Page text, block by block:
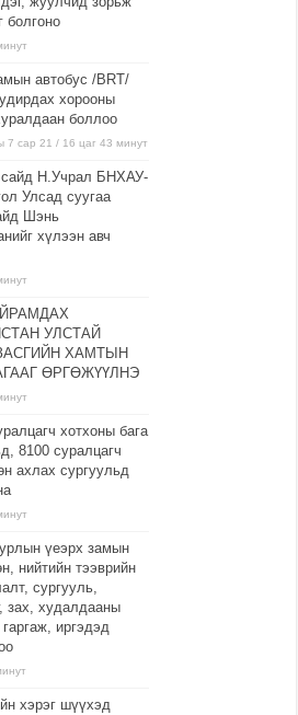
болгоно
автобус /BRT/
хорооны
боллоо
7 сар 21 / 16 цаг 43 минут
сайд Н.Учрал БНХАУ-
Улсад суугаа
Шэнь
хүлээн авч
УЛСТАЙ
ХАМТЫН
ӨРГӨЖҮҮЛНЭ
хотхоны бага
8100 суралцагч
ахлах сургуульд
үеэрх замын
нийтийн тээврийн
сургууль,
зах, худалдааны
иргэдэд
хэрэг шүүхэд